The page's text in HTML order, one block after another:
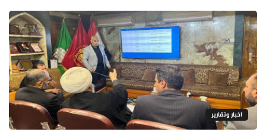
اخبار وتقارير